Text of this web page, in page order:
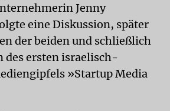
Jenny
eine Diskussion, später
der beiden und schließlich
des ersten israelisch-
»Startup Media